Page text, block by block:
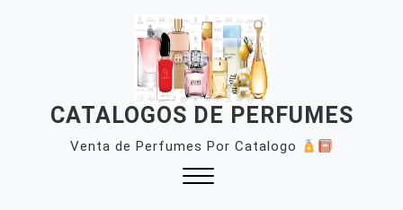
CATALOGOS DE PERFUMES
Venta de Perfumes Por Catalogo